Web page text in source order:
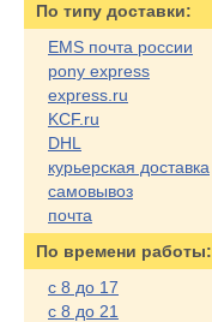
По типу доставки:
EMS почта россии
pony express
express.ru
KCF.ru
DHL
курьерская доставка
самовывоз
почта
По времени работы:
с 8 до 17
с 8 до 21